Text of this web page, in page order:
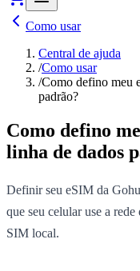
Como usar
Central de ajuda
/Como usar
/Como defino meu
padrão?
Como defino
linha de dados
Definir seu eSIM da
que seu celular use a
SIM local.